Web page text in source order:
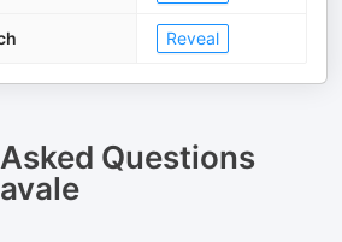
Reveal
Questions